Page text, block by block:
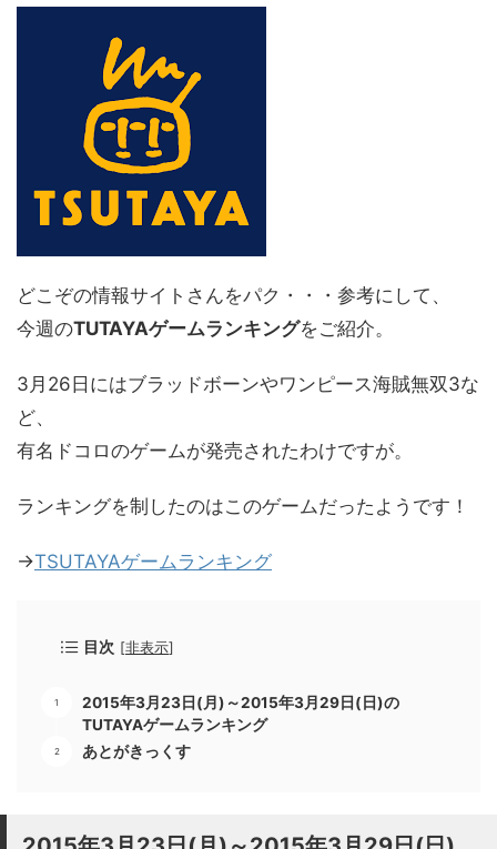
どこぞの情報サイトさんをパク・・・参考にして、
今週のTUTAYAゲームランキングをご紹介。
3月26日にはブラッドボーンやワンピース海賊無双3な
ど、
有名ドコロのゲームが発売されたわけですが。
ランキングを制したのはこのゲームだったようです！
→TSUTAYAゲームランキング
目次 [非表示]
2015年3月23日(月)～2015年3月29日(日)の
TUTAYAゲームランキング
あとがきっくす